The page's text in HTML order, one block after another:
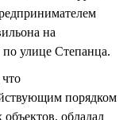
на
по улице Степанца.
порядком
обладал